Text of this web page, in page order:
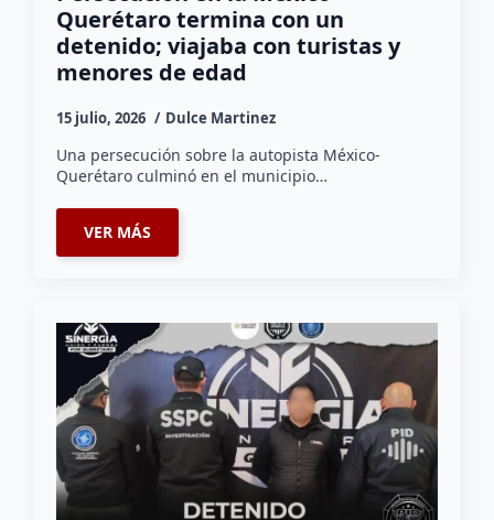
Querétaro termina con un
detenido; viajaba con turistas y
menores de edad
15 julio, 2026 Dulce Martinez
Una persecución sobre la autopista México-
Querétaro culminó en el municipio…
VER MÁS